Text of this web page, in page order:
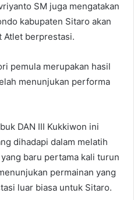
SM juga mengatakan
kabupaten Sitaro akan
Atlet berprestasi.
pemula merupakan hasil
menunjukan performa
DAN III Kukkiwon ini
dihadapi dalam melatih
baru pertama kali turun
permainan yang
luar biasa untuk Sitaro.